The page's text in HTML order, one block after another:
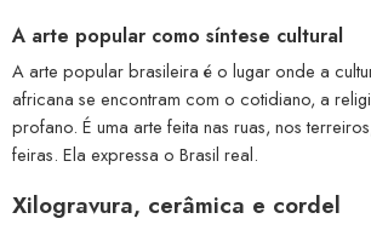
A arte popular como síntese cultural
A arte popular brasileira é o lugar onde a
africana se encontram com o cotidiano, a
profano. É uma arte feita nas ruas, nos
feiras. Ela expressa o Brasil real.
Xilogravura, cerâmica e cordel